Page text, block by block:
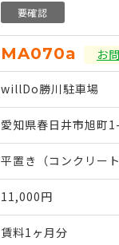
要確認
MA070a お
willDo勝川駐車場
愛知県春日井市旭町
平置き（コンクリート
11,000円
賃料1ヶ月分